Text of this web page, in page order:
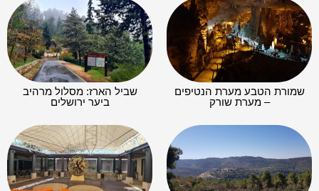
שמורת הטבע מערת הנטיפים
– מערת שורק
שביל הארז: מסלול מרהיב
ביער ירושלים